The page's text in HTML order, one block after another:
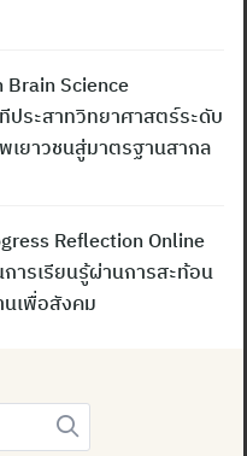
Brain Science
ประสาทวิทยาศาสตร์ระดับ
เยาวชนสู่มาตรฐานสากล
Reflection Online
ารเรียนรู้ผ่านการสะท้อน
เพื่อสังคม